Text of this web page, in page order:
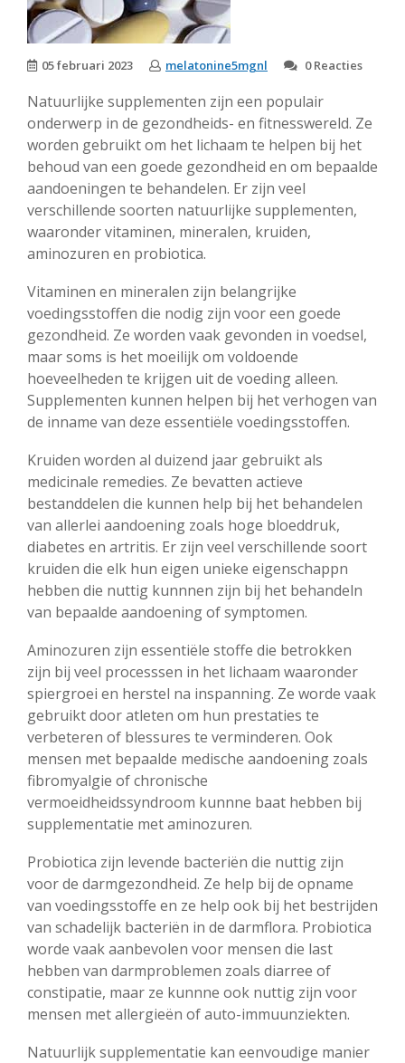
05 februari 2023 melatonine5mgnl 0 Reacties
Natuurlijke supplementen zijn een populair
onderwerp in de gezondheids- en fitnesswereld. Ze
worden gebruikt om het lichaam te helpen bij het
behoud van een goede gezondheid en om bepaalde
aandoeningen te behandelen. Er zijn veel
verschillende soorten natuurlijke supplementen,
waaronder vitaminen, mineralen, kruiden,
aminozuren en probiotica.
Vitaminen en mineralen zijn belangrijke
voedingsstoffen die nodig zijn voor een goede
gezondheid. Ze worden vaak gevonden in voedsel,
maar soms is het moeilijk om voldoende
hoeveelheden te krijgen uit de voeding alleen.
Supplementen kunnen helpen bij het verhogen van
de inname van deze essentiële voedingsstoffen.
Kruiden worden al duizend jaar gebruikt als
medicinale remedies. Ze bevatten actieve
bestanddelen die kunnen help bij het behandelen
van allerlei aandoening zoals hoge bloeddruk,
diabetes en artritis. Er zijn veel verschillende soort
kruiden die elk hun eigen unieke eigenschappn
hebben die nuttig kunnnen zijn bij het behandeln
van bepaalde aandoening of symptomen.
Aminozuren zijn essentiële stoffe die betrokken
zijn bij veel processsen in het lichaam waaronder
spiergroei en herstel na inspanning. Ze worde vaak
gebruikt door atleten om hun prestaties te
verbeteren of blessures te verminderen. Ook
mensen met bepaalde medische aandoening zoals
fibromyalgie of chronische
vermoeidheidssyndroom kunnne baat hebben bij
supplementatie met aminozuren.
Probiotica zijn levende bacteriën die nuttig zijn
voor de darmgezondheid. Ze help bij de opname
van voedingsstoffe en ze help ook bij het bestrijden
van schadelijk bacteriën in de darmflora. Probiotica
worde vaak aanbevolen voor mensen die last
hebben van darmproblemen zoals diarree of
constipatie, maar ze kunnne ook nuttig zijn voor
mensen met allergieën of auto-immuunziekten.
Natuurlijk supplementatie kan eenvoudige manier